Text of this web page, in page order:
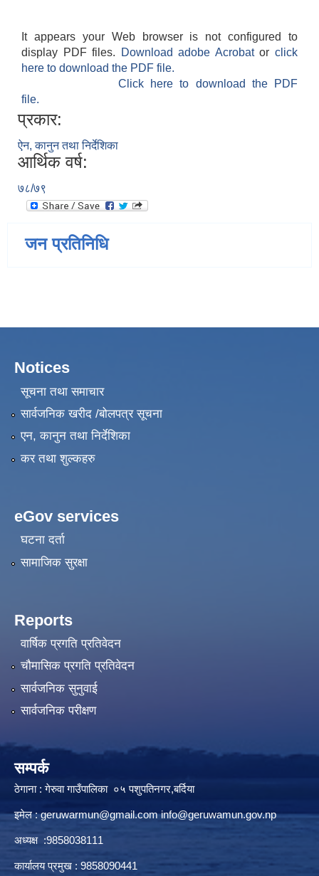
It appears your Web browser is not configured to
display PDF files.
Download adobe Acrobatorclick
here to download the PDF file.
Click here to download the PDF
file.
प्रकार:
ऐन, कानुन तथा निर्देशिका
आर्थिक वर्ष:
७८/७९
जन प्रतिनिधि
Notices
सूचना तथा समाचार
सार्वजनिक खरीद /बोलपत्र सूचना
एन, कानुन तथा निर्देशिका
कर तथा शुल्कहरु
eGov services
घटना दर्ता
सामाजिक सुरक्षा
Reports
वार्षिक प्रगति प्रतिवेदन
चौमासिक प्रगति प्रतिवेदन
सार्वजनिक सुनुवाई
सार्वजनिक परीक्षण
सम्पर्क
ठेगाना : गेरुवा गाउँपालिका ०५ पशुपतिनगर,बर्दिया
इमेल :geruwarmun@gmail.com info@geruwamun.gov.np
अध्यक्ष :9858038111
कार्यालय प्रमुख : 9858090441